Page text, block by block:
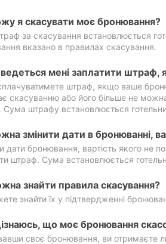
я скасувати моє бронювання?
за скасування встановлюється
вказано в правилах скасування.
мені заплатити штраф,
штраф, якщо ваше
скасуванню або його більше не
штрафу встановлюється
змінити дати в бронюванні,
дати бронювання, вартість якого не
штраф. Сума встановлюється
знайти правила скасування?
знайти їх у підтвердженні
що моє бронювання
своє бронювання, ви отримаєте